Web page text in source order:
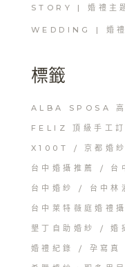
STORY | 婚禮主
WEDDING | 婚禮
標籤
ALBA SPOSA 高
FELIZ 頂級手工訂
X100T 京都婚紗
台中婚攝推薦 台
台中婚紗 台中林
台中萊特薇庭婚禮
墾丁自助婚紗 婚
婚禮紀錄 孕寫真